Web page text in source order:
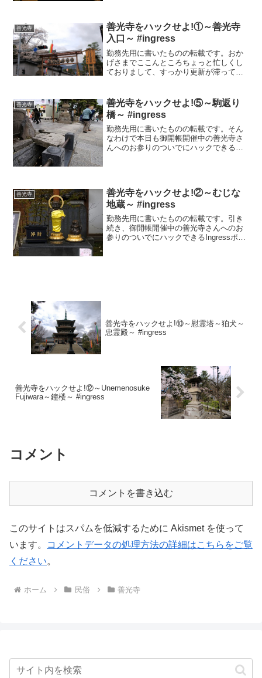
善光寺
善光寺をハックせよ!①～善光寺
入口～ #ingress
勤務先用に書いたものの転載です。おか
げさまでここんところちょっと忙しくし
ておりまして、すっかり更新が滞ってお
っております (汗)。「一生に、一度は参
れ、善光寺」などと申...
善光寺
善光寺をハックせよ!⑤～駒返り
橋～ #ingress
勤務先用に書いたものの転載です。そん
なわけで本日も御開帳開催中の善光寺さ
んへのお参りのついでにハックできる
善光寺
善光寺をハックせよ!②～むじな
地蔵～ #ingress
勤務先用に書いたものの転載です。引き
続き、御開帳開催中の善光寺さんへのお
参りのついでにハックできるIngressポー
善光寺をハックせよ!⑩～慰霊塔～狛犬～
忠霊殿～ #ingress
善光寺をハックせよ!⑫～Unemenosuke
Fujiwara～鐘楼～ #ingress
コメント
コメントを書き込む
このサイトはスパムを低減するために Akismet を使って
います。
コメントデータの処理方法の詳細はこちらをご覧
ください。
ホーム 民俗 善光寺